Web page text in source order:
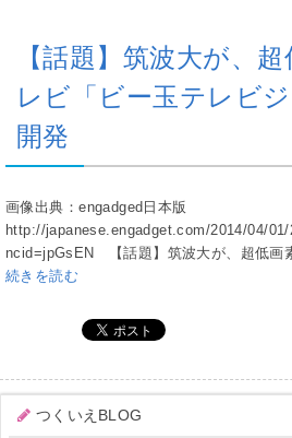
【話題】筑波大が、
レビ「ビー玉テレビ
開発
画像出典：engadged日本版
http://japanese.engadget.com/2014/04/
ncid=jpGsEN 【話題】筑波大が、超低画
続きを読む
つくいえBLOG